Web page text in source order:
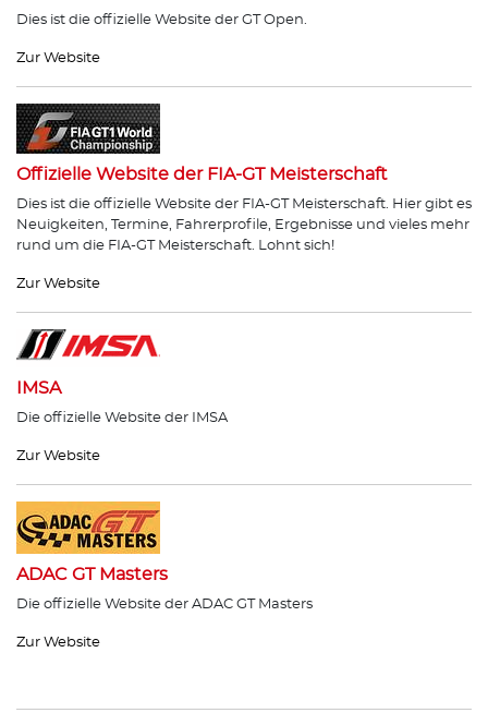
Dies ist die offizielle Website der GT Open.
Zur Website
Offizielle Website der FIA-GT Meisterschaft
Dies ist die offizielle Website der FIA-GT Meisterschaft. Hier gibt es
Neuigkeiten, Termine, Fahrerprofile, Ergebnisse und vieles mehr
rund um die FIA-GT Meisterschaft. Lohnt sich!
Zur Website
IMSA
Die offizielle Website der IMSA
Zur Website
ADAC GT Masters
Die offizielle Website der ADAC GT Masters
Zur Website